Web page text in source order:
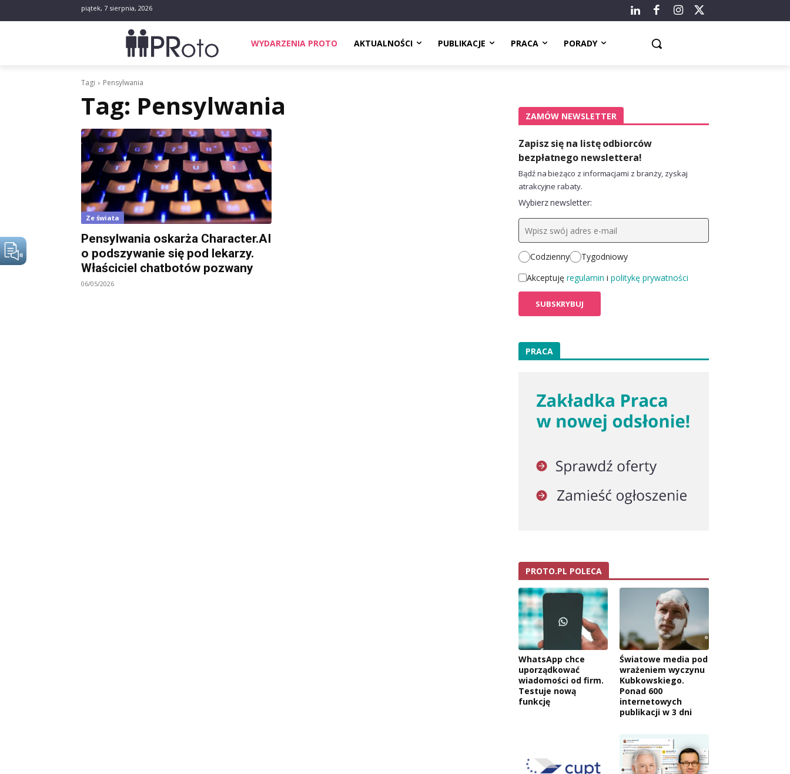
piątek, 7 sierpnia, 2026
WYDARZENIA PROTO AKTUALNOŚCI PUBLIKACJE PRACA PORADY
Tagi Pensylwania
Tag: Pensylwania
Ze świata
Pensylwania oskarża Character.AI
o podszywanie się pod lekarzy.
Właściciel chatbotów pozwany
06/05/2026
ZAMÓW NEWSLETTER
Zapisz się na listę odbiorców
bezpłatnego newslettera!
Bądź na bieżąco z informacjami z branży, zyskaj
atrakcyjne rabaty.
Wybierz newsletter:
Codzienny
Tygodniowy
Akceptuję regulamin i politykę prywatności
PRACA
PROTO.PL POLECA
WhatsApp chce
uporządkować
wiadomości od firm.
Testuje nową
funkcję
Światowe media pod
wrażeniem wyczynu
Kubkowskiego.
Ponad 600
internetowych
publikacji w 3 dni